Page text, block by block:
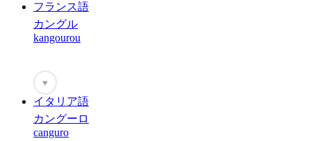
フランス語
カングル
kangourou
♥
イタリア語
カングーロ
canguro